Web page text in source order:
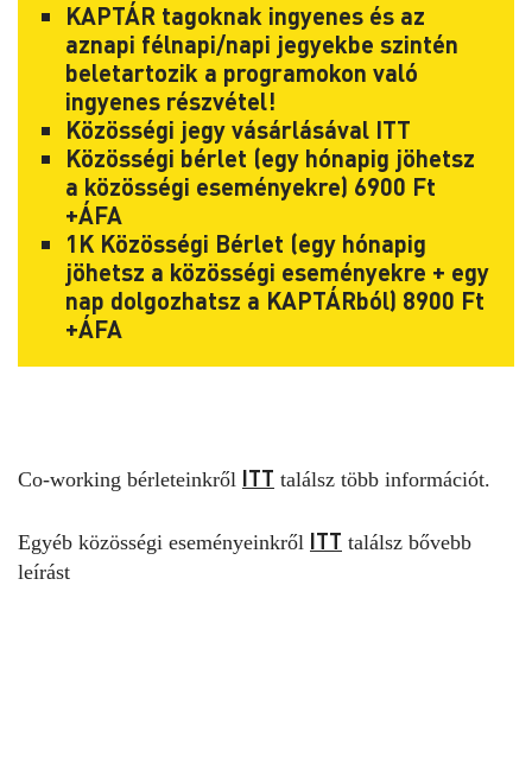
KAPTÁR tagoknak ingyenes és az
aznapi félnapi/napi jegyekbe szintén
beletartozik a programokon való
ingyenes részvétel!
Közösségi jegy vásárlásával ITT
Közösségi bérlet (egy hónapig jöhetsz
a közösségi eseményekre) 6900 Ft
+ÁFA
1K Közösségi Bérlet (egy hónapig
jöhetsz a közösségi eseményekre + egy
nap dolgozhatsz a KAPTÁRból) 8900 Ft
+ÁFA
Co-working bérleteinkről ITT találsz több információt.
Egyéb közösségi eseményeinkről ITT találsz bővebb
leírást